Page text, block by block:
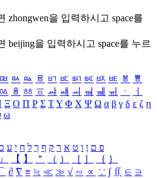
zhongwen을 입력하시고 space를
beijing을 입력하시고 space를 누르
ㅮ ㅯ ㅰ ㅱ ㅲ ㅳ ㅴ ㅵ ㅶ ㅷ ㅸ
ㅹ
ㆃ ㆄ ㆅ ㆆ ㆇ ㆈ ㆉ ㆊ ㆋ ㆌ ㆍ
ㆎ
Ξ Ο Π Ρ Σ ΤΥ Φ Χ Ψ Ω α β γ δ ε ζ η
ω
פ ם ן ו ט א ר ק ף ך ל ח י ע כ
』 【 】 ＂ （ ） ［ ］ ｛ ｝
∂ ∇ ≡ ≒ ≪ ≫ √ ∽ ∝ ∵ ∫ ∬ ∈ ∋